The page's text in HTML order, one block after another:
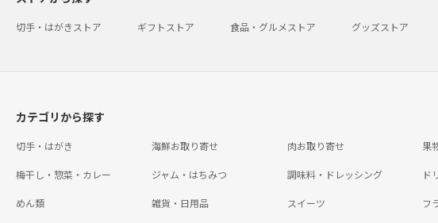
切手・はがきストア ギフトストア 食品・グルメストア グッズストア
カテゴリから探す
切手・はがき 海鮮お取り寄せ 肉お取り寄せ 果
梅干し・惣菜・カレー ジャム・はちみつ 調味料・ドレッシング ド
めん類 雑貨・日用品 スイーツ フ